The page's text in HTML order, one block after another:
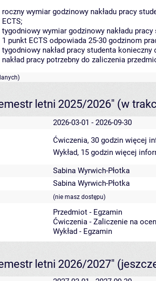
roczny wymiar godzinowy nakładu pracy
ECTS;
tygodniowy wymiar godzinowy nakładu
1 punkt ECTS odpowiada 25-30 godzinom
tygodniowy nakład pracy studenta
nakład pracy potrzebny do zaliczenia
letni 2025/2026" (w
2026-03-01 - 2026-09-30
Ćwiczenia, 30 godzin więcej
Wykład, 15 godzin więcej
Sabina Wyrwich-Płotka
Sabina Wyrwich-Płotka
(nie masz dostępu)
Przedmiot - Egzamin
Ćwiczenia - Zaliczenie na
Wykład - Egzamin
letni 2026/2027"